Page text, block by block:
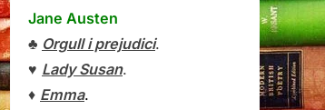
Jane Austen
♣ Orgull i prejudici.
♥ Lady Susan.
♦ Emma.